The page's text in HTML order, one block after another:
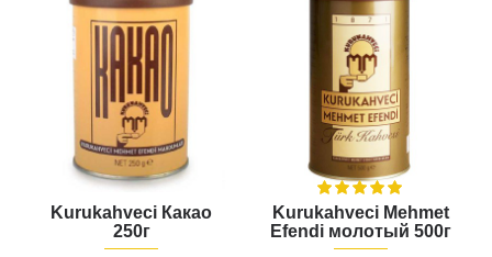
Kurukahveci Какао
250г
Kurukahveci Mehmet
Efendi молотый 500г